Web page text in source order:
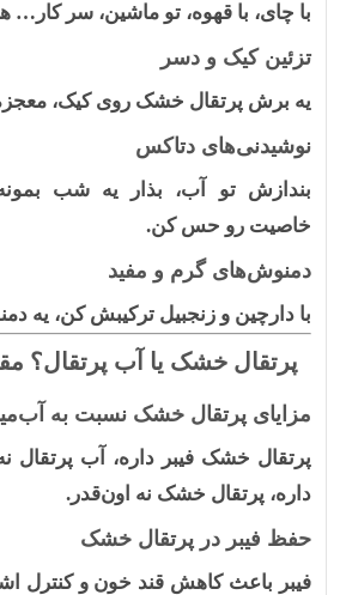
با چای، با قهوه، تو ماشین، سر
تزئین کیک و دسر
یه برش پرتقال خشک روی کیک،
نوشیدنی‌های دتاکس
بندازش تو آب، بذار یه شب
خاصیت رو حس کن.
دمنوش‌های گرم و مفید
با دارچین و زنجبیل ترکیبش کن، یه
پرتقال خشک یا آب پرتقال؟
مزایای پرتقال خشک نسبت به
پرتقال خشک فیبر داره، آب پرتقال
داره، پرتقال خشک نه اون‌قدر.
حفظ فیبر در پرتقال خشک
فیبر باعث کاهش قند خون و کنترل